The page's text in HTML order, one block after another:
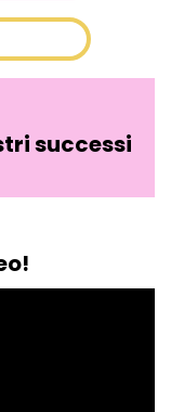
successi